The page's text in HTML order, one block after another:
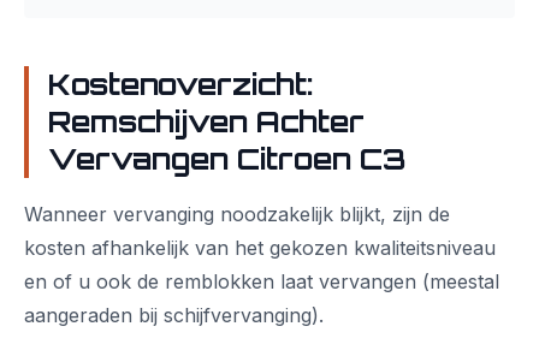
Kostenoverzicht:
Remschijven Achter
Vervangen Citroen C3
Wanneer vervanging noodzakelijk blijkt, zijn de
kosten afhankelijk van het gekozen kwaliteitsniveau
en of u ook de remblokken laat vervangen (meestal
aangeraden bij schijfvervanging).